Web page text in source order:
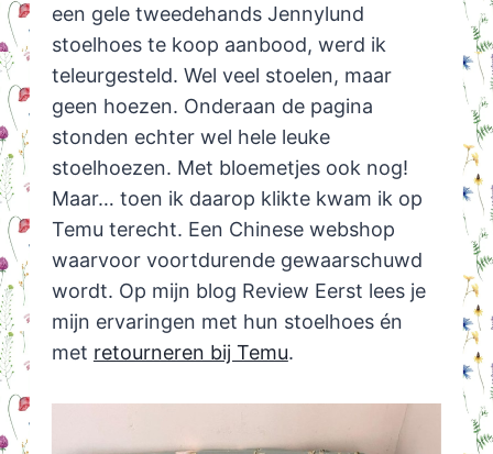
een gele tweedehands Jennylund
stoelhoes te koop aanbood, werd ik
teleurgesteld. Wel veel stoelen, maar
geen hoezen. Onderaan de pagina
stonden echter wel hele leuke
stoelhoezen. Met bloemetjes ook nog!
Maar… toen ik daarop klikte kwam ik op
Temu terecht. Een Chinese webshop
waarvoor voortdurende gewaarschuwd
wordt. Op mijn blog Review Eerst lees je
mijn ervaringen met hun stoelhoes én
met retourneren bij Temu.